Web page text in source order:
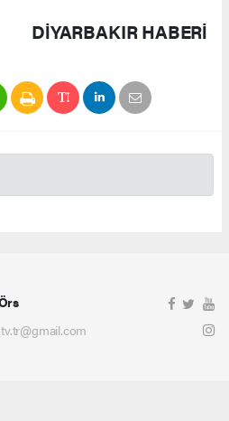
DIYARBAKIR HABERİ